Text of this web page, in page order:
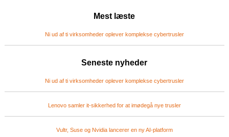
Mest læste
Ni ud af ti virksomheder oplever komplekse cybertrusler
Seneste nyheder
Ni ud af ti virksomheder oplever komplekse cybertrusler
Lenovo samler it-sikkerhed for at imødegå nye trusler
Vultr, Suse og Nvidia lancerer en ny AI-platform